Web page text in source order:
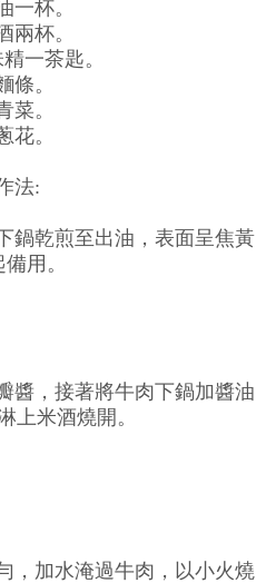
一杯。
兩杯。
一茶匙。
條。
菜。
花。
法:
鍋乾煎至出油，表面呈焦黃
用。
醬，接著將牛肉下鍋加醬油
上米酒燒開。
，加水淹過牛肉，以小火燒